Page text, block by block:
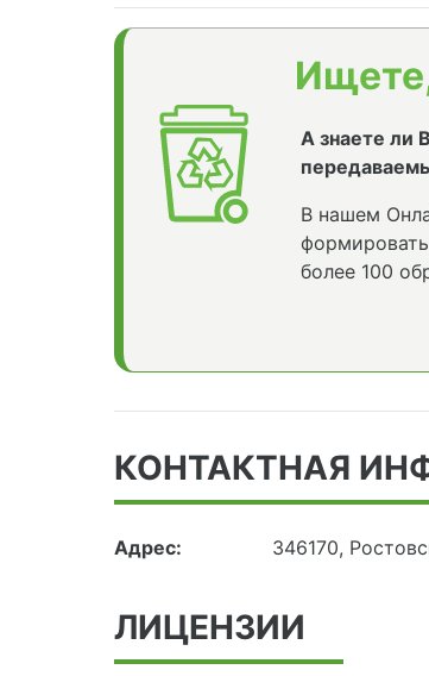
А знаете ли
В нашем
более 100
КОНТАКТНАЯ
Адрес: 346170,
ЛИЦЕНЗИИ